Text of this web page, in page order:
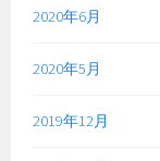
2020年6月
2020年5月
2019年12月